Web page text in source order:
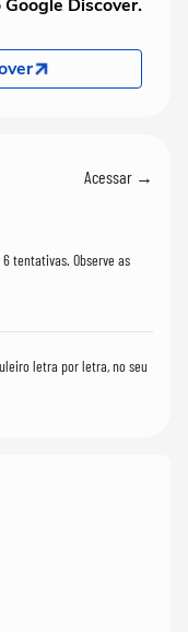
Discover.
Acessar →
tentativas. Observe as
letra por letra, no seu